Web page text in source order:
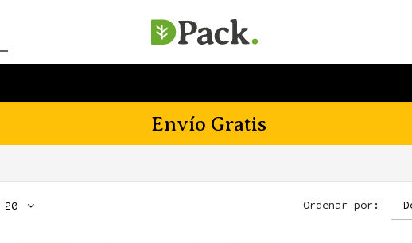
SHOP!
Envío Gratis
Ordenar por:
20